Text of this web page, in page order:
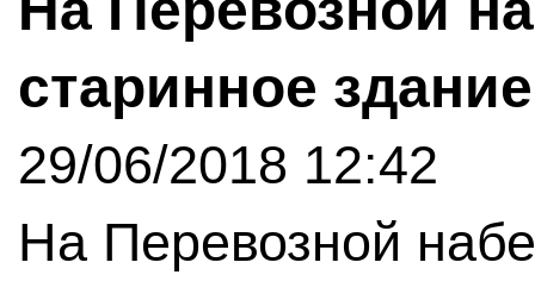
старинное
29/06/2018 12:42
На Перевозной